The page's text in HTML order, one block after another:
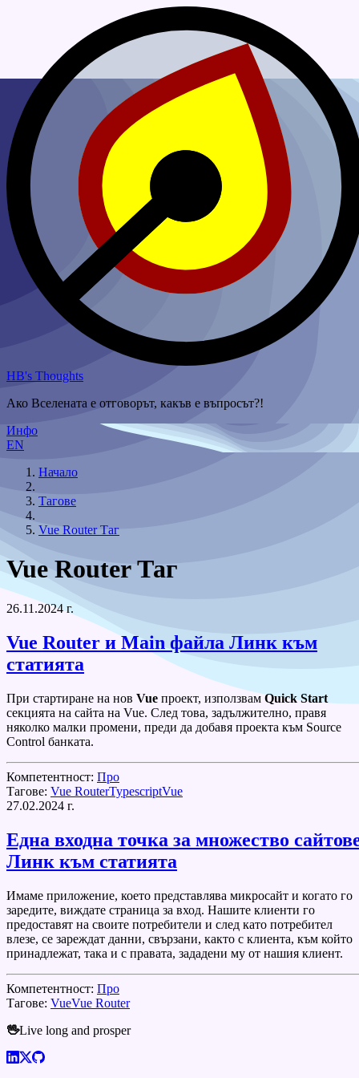
HB's Thoughts
Ако Вселената е отговорът, какъв е въпросът?!
Инфо
EN
Начало
Тагове
Vue Router Таг
Vue Router Таг
26.11.2024 г.
Vue Router и Main файла Линк към
статията
При стартиране на нов Vue проект, използвамQuick Start
секцията на сайта на Vue. След това, задължително, правя
няколко малки промени, преди да добавя проекта към Source
Control банката.
Компетентност: Про
Тагове: Vue RouterTypescriptVue
27.02.2024 г.
Една входна точка за множество
Линк към статията
Имаме приложение, което представлява микросайт и когато го
заредите, виждате страница за вход. Нашите клиенти го
предоставят на своите потребители и след като потребител
влезе, се зареждат данни, свързани, както с клиента, към който
принадлежат, така и с правата, зададени му от нашия клиент.
Компетентност: Про
Тагове: VueVue Router
🖖Live long and prosper